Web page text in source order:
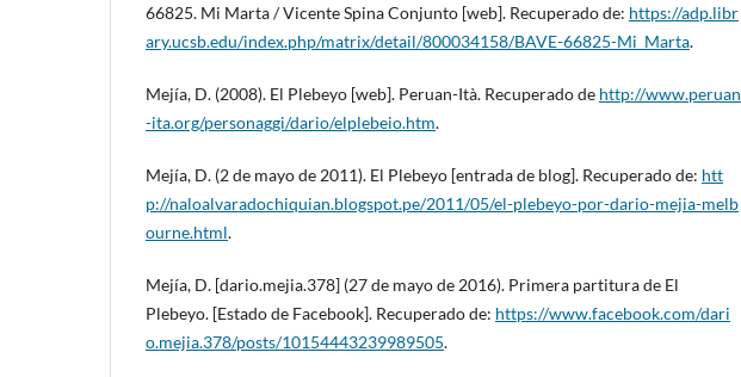
66825. Mi Marta / Vicente Spina Conjunto [web]. Recuperado de: https://adp.libr
ary.ucsb.edu/index.php/matrix/detail/800034158/BAVE-66825-Mi_Marta.
Mejía, D. (2008). El Plebeyo [web]. Peruan-Ità. Recuperado de http://www.peruan
-ita.org/personaggi/dario/elplebeio.htm.
Mejía, D. (2 de mayo de 2011). El Plebeyo [entrada de blog]. Recuperado de: htt
p://naloalvaradochiquian.blogspot.pe/2011/05/el-plebeyo-por-dario-mejia-melb
ourne.html.
Mejía, D. [dario.mejia.378] (27 de mayo de 2016). Primera partitura de El
Plebeyo. [Estado de Facebook]. Recuperado de: https://www.facebook.com/dari
o.mejia.378/posts/10154443239989505.